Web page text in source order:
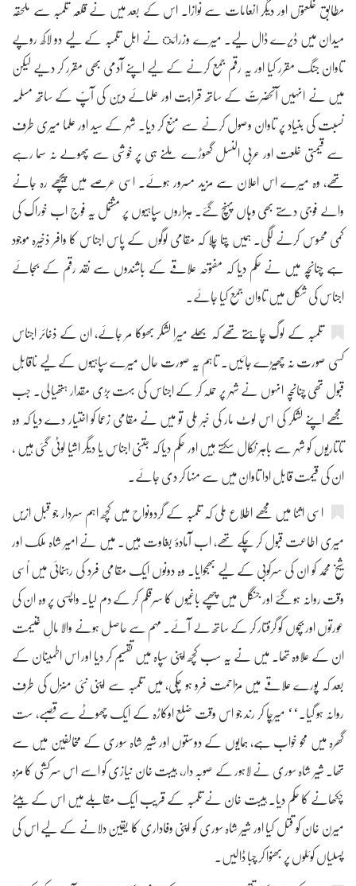
مطابق خلعتوں اور دیگر انعامات سے نوازا۔ اس کے بعد میں نے قلعہ تلمبہ سے ملحقہ
میدان میں ڈیرے ڈال لیے۔ میرے وزرائ نے اہلِ تلمبہ کے لیے دو لاکھ روپے
تاوان جنگ مقرر کیا اور یہ رقم جمع کرنے کے لیے اپنے آدمی بھی مقرر کر دیے لیکن
میں نے انہیں آنحضرتؐ کے ساتھ قرابت اور علمائے دین کی آپؐ کے ساتھ مسلمہ
نسبت کی بنیاد پر تاوان وصول کرنے سے منع کر دیا۔ شہر کے سید اور علما میری طرف
سے قیمتی خلعت اور عربی النسل گھوڑے ملنے ہی پر خوشی سے پھولے نہ سما رہے
تھے، وہ میرے اس اعلان سے مزید مسرور ہوئے۔ اسی عرصے میں پیچھے رہ جانے
والے فوجی دستے بھی وہاں پہنچ گئے۔ ہزاروں سپاہیوں پر مشتمل یہ فوج اب خوراک کی
کمی محسوس کرنے لگی۔ ہمیں پتا چلا کہ مقامی لوگوں کے پاس اجناس کا وافر ذخیرہ موجود
ہے چنانچہ میں نے حکم دیا کہ مفتوحہ علاقے کے باشندوں سے نقد رقم کے بجائے
اجناس کی شکل میں تاوان جمع کیا جائے۔
تلمبہ کے لوگ چاہتے تھے کہ بھلے میرا لشکر بھوکا مر جائے، ان کے ذخائر اجناس
کسی صورت نہ چھیڑے جائیں۔ تاہم یہ صورت حال میرے سپاہیوں کے لیے ناقابلِ
قبول تھی چنانچہ انہوں نے شہر پر حملہ کر کے اجناس کی بہت بڑی مقدار ہتھیا لی۔ جب
مجھے اپنے لشکر کی اس لوٹ مار کی خبر ملی تو میں نے مقامی زعما کو اختیار دے دیا کہ وہ
تاتاریوں کو شہر سے باہر نکال سکتے ہیں اور حکم دیا کہ جتنی اجناس یا دیگر اشیا لوٹی گئی ہیں ،
ان کی قیمت قابل ادا تاوان میں سے منہا کر دی جائے۔
اسی اثنا میں مجھے اطلاع ملی کہ تلمبہ کے گردونواح میں کچھ اہم سردار جو قبل ازیں
میری اطاعت قبول کر چکے تھے، اب آمادۂ بغاوت ہیں۔ میں نے امیر شاہ ملک اور
شیخ محمد کو ان کی سرکوبی کے لیے بھجوایا۔ وہ دونوں ایک مقامی فرد کی رہنمائی میں اُسی
وقت روانہ ہو گئے اور جنگل میں چھپے باغیوں کا سرقلم کر کے دم لیا۔ واپسی پر وہ ان کی
عورتوں اور بچوں کو گرفتار کر کے ساتھ لے آئے۔ مہم سے حاصل ہونے والا مالِ غنیمت
ان کے علاوہ تھا۔ میں نے یہ سب کچھ اپنی سپاہ میں تقسیم کر دیا اور اس اطمینان کے
بعد کہ پورے علاقے میں مزاحمت فرو ہو چکی، میں تلمبہ سے اپنی نئی منزل کی طرف
روانہ ہو گیا۔‘‘ میرچا کر رند جو اس وقت ضلع اوکاڑہ کے ایک چھوٹے سے قصبے، ست
گھرہ میں محو خواب ہے، ہمایوں کے دوستوں اور شیر شاہ سوری کے مخالفین میں سے
تھا۔ شیر شاہ سوری نے لاہور کے صوبہ دار، ہیبت خان نیازی کو اسے اس سرکشی کا مزہ
چکھانے کا حکم دیا۔ ہیبت خان نے تلمبہ کے قریب ایک مقابلے میں اس کے بیٹے
میرن خان کو قتل کیا اور شیر شاہ سوری کو اپنی وفاداری کا یقین دلانے کے لیے اس کی
پسلیاں کوئلوں پر بھنوا کر چبا ڈالیں۔